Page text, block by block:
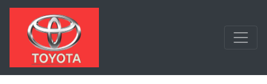
Langsung ke konten utama